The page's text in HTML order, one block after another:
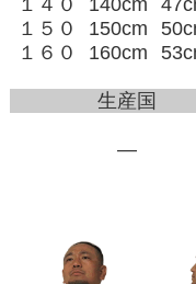
１５０
150cm
１６０
160cm
生産国
―